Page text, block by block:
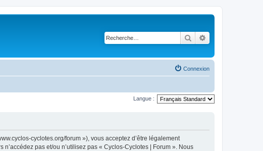
Rechercher
Connexion
Langue :
cyclotes.org/forum »), vous acceptez d’être légalement
pas et/ou n’utilisez pas « Cyclos-Cyclotes | Forum ». Nous